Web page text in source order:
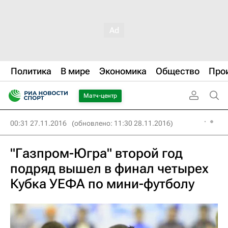
Политика В мире Экономика Общество
Матч-центр
00:31 27.11.2016 (обновлено: 11:30 28.11.2016)
"Газпром-Югра" второй год
подряд вышел в финал четырех
Кубка УЕФА по мини-футболу